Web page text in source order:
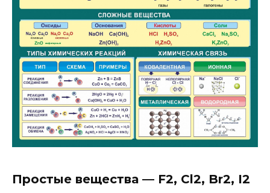
Простые вещества — F2, Cl2, Br2, I2